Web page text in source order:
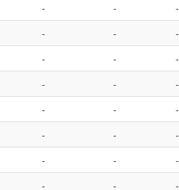
- -
-
- -
-
- -
-
- -
-
- -
-
- -
-
- -
-
- - -